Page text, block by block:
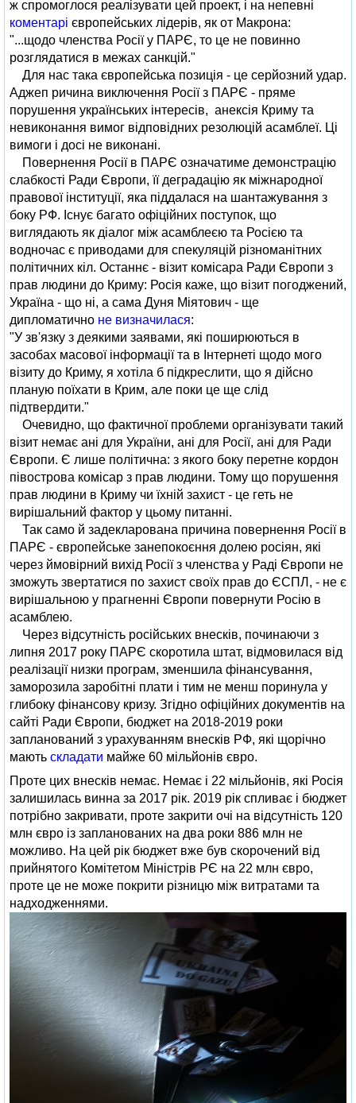
ж спромоглося реалізувати цей проект, і на непевні
коментарі європейських лідерів, як от Макрона:
"...щодо членства Росії у ПАРЄ, то це не повинно
розглядатися в межах санкцій."
Для нас така європейська позиція - це серйозний удар.
Аджеп ричина виключення Росії з ПАРЄ - пряме
порушення українських інтересів, анексія Криму та
невиконання вимог відповідних резолюцій асамблеї. Ці
вимоги і досі не виконані.
Повернення Росії в ПАРЄ означатиме демонстрацію
слабкості Ради Європи, її деградацію як міжнародної
правової інституції, яка піддалася на шантажування з
боку РФ. Існує багато офіційних поступок, що
виглядають як діалог між асамблеєю та Росією та
водночас є приводами для спекуляцій різноманітних
політичних кіл. Останнє - візит комісара Ради Європи з
прав людини до Криму: Росія каже, що візит погоджений,
Україна - що ні, а сама Дуня Міятович - ще
дипломатично не визначилася:
"У зв'язку з деякими заявами, які поширюються в
засобах масової інформації та в Інтернеті щодо мого
візиту до Криму, я хотіла б підкреслити, що я дійсно
планую поїхати в Крим, але поки це ще слід
підтвердити."
Очевидно, що фактичної проблеми організувати такий
візит немає ані для України, ані для Росії, ані для Ради
Європи. Є лише політична: з якого боку перетне кордон
півострова комісар з прав людини. Тому що порушення
прав людини в Криму чи їхній захист - це геть не
вирішальний фактор у цьому питанні.
Так само й задекларована причина повернення Росії в
ПАРЄ - європейське занепокоєння долею росіян, які
через ймовірний вихід Росії з членства у Раді Європи не
зможуть звертатися по захист своїх прав до ЄСПЛ, - не є
вирішальною у прагненні Європи повернути Росію в
асамблею.
Через відсутність російських внесків, починаючи з
липня 2017 року ПАРЄ скоротила штат, відмовилася від
реалізації низки програм, зменшила фінансування,
заморозила заробітні плати і тим не менш поринула у
глибоку фінансову кризу. Згідно офіційних документів на
сайті Ради Європи, бюджет на 2018-2019 роки
запланований з урахуванням внесків РФ, які щорічно
мають складати майже 60 мільйонів євро.
Проте цих внесків немає. Немає і 22 мільйонів, які Росія
залишилась винна за 2017 рік. 2019 рік спливає і бюджет
потрібно закривати, проте закрити очі на відсутність 120
млн євро із запланованих на два роки 886 млн не
можливо. На цей рік бюджет вже був скорочений від
прийнятого Комітетом Міністрів РЄ на 22 млн євро,
проте це не може покрити різницю між витратами та
надходженнями.